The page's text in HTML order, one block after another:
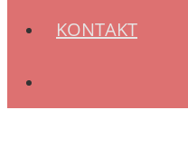
KONTAKT